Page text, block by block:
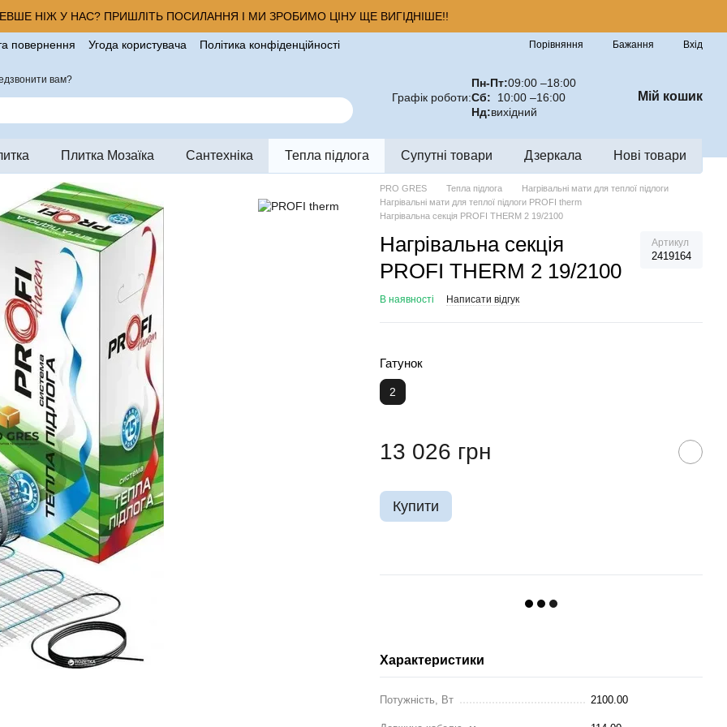
НІЖ У НАС? ПРИШЛІТЬ ПОСИЛАННЯ І МИ ЗРОБИМО ЦІНУ ЩЕ ВИГІДНІШЕ!!
повернення Угода користувача
Політика конфіденційності
Порівняння Бажання Вхід
вам?
Графік роботи:
Пн-Пт:09:00 –18:00
Сб: 10:00 –16:00
Нд:вихідний
Мій кошик
Плитка Мозаїка Сантехніка Тепла підлога Супутні товари Дзеркала Нові товари
PRO GRES Тепла підлога
Нагрівальні мати для теплої підлоги
Нагрівальні мати для теплої підлоги PROFI therm
Нагрівальна секція PROFI THERM 2 19/2100
Нагрівальна секція
PROFI THERM 2 19/2100
Артикул
2419164
В наявності Написати відгук
Гатунок
2
13 026 грн
Купити
Характеристики
Потужність, Вт 2100.00